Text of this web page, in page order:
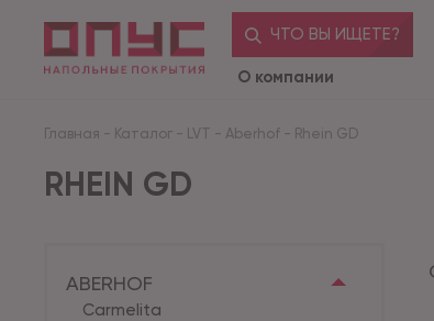
ЧТО ВЫ ИЩЕТЕ?
О компании
Главная - Каталог - LVT - Aberhof - Rhein GD
RHEIN GD
ABERHOF
Carmelita